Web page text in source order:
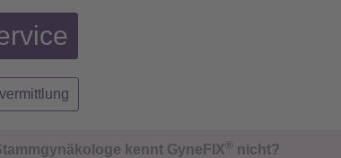
kennt GyneFIX ® nicht?